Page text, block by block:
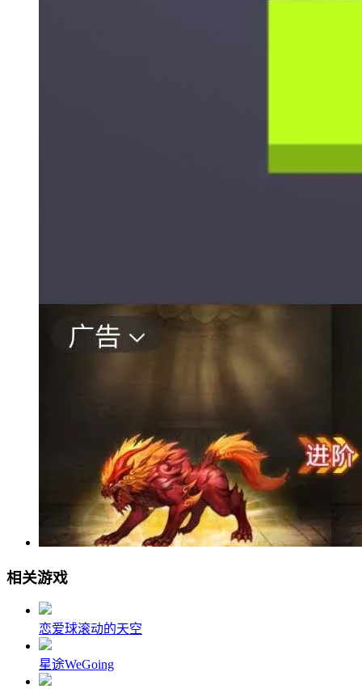
相关游戏
恋爱球滚动的天空
星途WeGoing